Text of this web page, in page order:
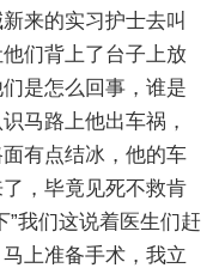
来的实习护士去叫
们背上了台子上放
是怎么回事，谁是
马路上他出车祸，
有点结冰，他的车
，毕竟见死不救肯
”我们这说着医生们赶
上准备手术，我立